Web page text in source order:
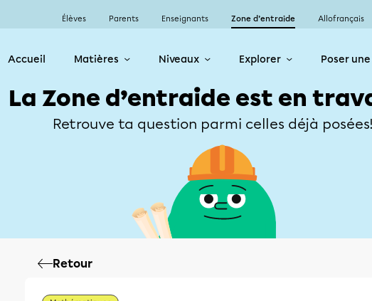
Élèves Parents Enseignants Zone d’entraide Allofrançais
Accueil Matières Niveaux Explorer Poser
La Zone d’entraide est en
Retrouve ta question parmi celles déjà posées!
Retour